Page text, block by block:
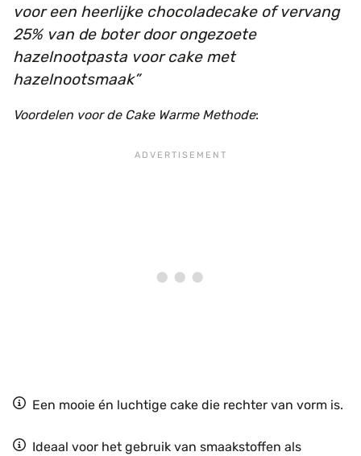
voor een heerlijke chocoladecake of vervang
25% van de boter door ongezoete
hazelnootpasta voor cake met
hazelnootsmaak
Voordelen voor de Cake Warme Methode:
Een mooie én luchtige cake die rechter van vorm is.
Ideaal voor het gebruik van smaakstoffen als